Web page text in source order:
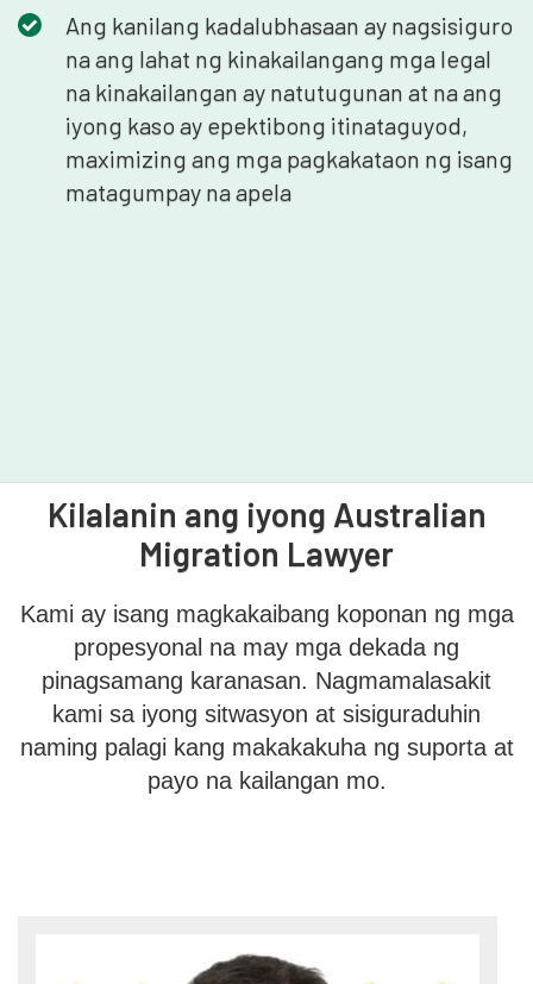
Ang kanilang kadalubhasaan ay nagsisiguro
na ang lahat ng kinakailangang mga legal
na kinakailangan ay natutugunan at na ang
iyong kaso ay epektibong itinataguyod,
maximizing ang mga pagkakataon ng isang
matagumpay na apela
Kilalanin ang iyong Australian
Migration Lawyer
Kami ay isang magkakaibang koponan ng mga
propesyonal na may mga dekada ng
pinagsamang karanasan. Nagmamalasakit
kami sa iyong sitwasyon at sisiguraduhin
naming palagi kang makakakuha ng suporta at
payo na kailangan mo.